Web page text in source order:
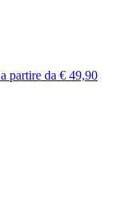
a partire da € 49,90